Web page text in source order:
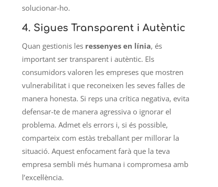
solucionar-ho.
4. Sigues Transparent i Autèntic
Quan gestionis les ressenyes en línia, és
important ser transparent i autèntic. Els
consumidors valoren les empreses que mostren
vulnerabilitat i que reconeixen les seves falles de
manera honesta. Si reps una crítica negativa, evita
defensar-te de manera agressiva o ignorar el
problema. Admet els errors i, si és possible,
comparteix com estàs treballant per millorar la
situació. Aquest enfocament farà que la teva
empresa sembli més humana i compromesa amb
l’excel·lència.